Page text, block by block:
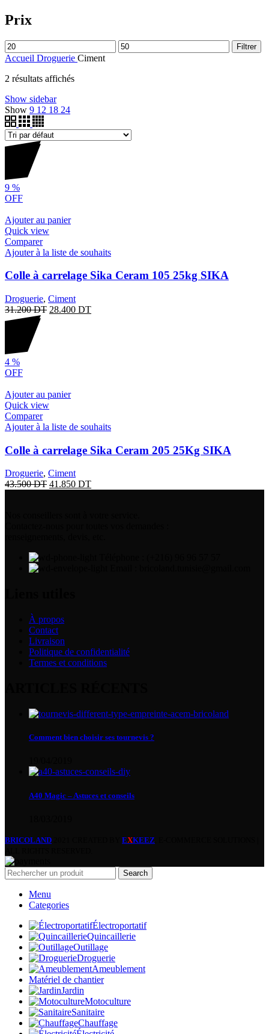
Prix
Filtrer
Accueil Droguerie Ciment
2 résultats affichés
Show sidebar
Show 9 12 18 24
9 %
OFF
Ajouter au panier
Quick view
Comparer
Ajouter à la liste de souhaits
Colle à carrelage Sika Ceram 105 25kg SIKA
Droguerie, Ciment
31.200DT 28.400 DT
4 %
OFF
Ajouter au panier
Quick view
Comparer
Ajouter à la liste de souhaits
Colle à carrelage Sika Ceram 205 25Kg SIKA
Droguerie, Ciment
43.500DT 41.850 DT
À propos
Contact
Livraison
Politique de confidentialité
Termes et conditions
Comment bien choisir ses tournevis ?
A40 Magic – Astuces et conseils
BRICOLAND EXKEEZ
Search
Menu
Categories
Électroportatif
Quincaillerie
Outillage
Droguerie
Ameublement
Matériel de chantier
Jardin
Motoculture
Sanitaire
Chauffage